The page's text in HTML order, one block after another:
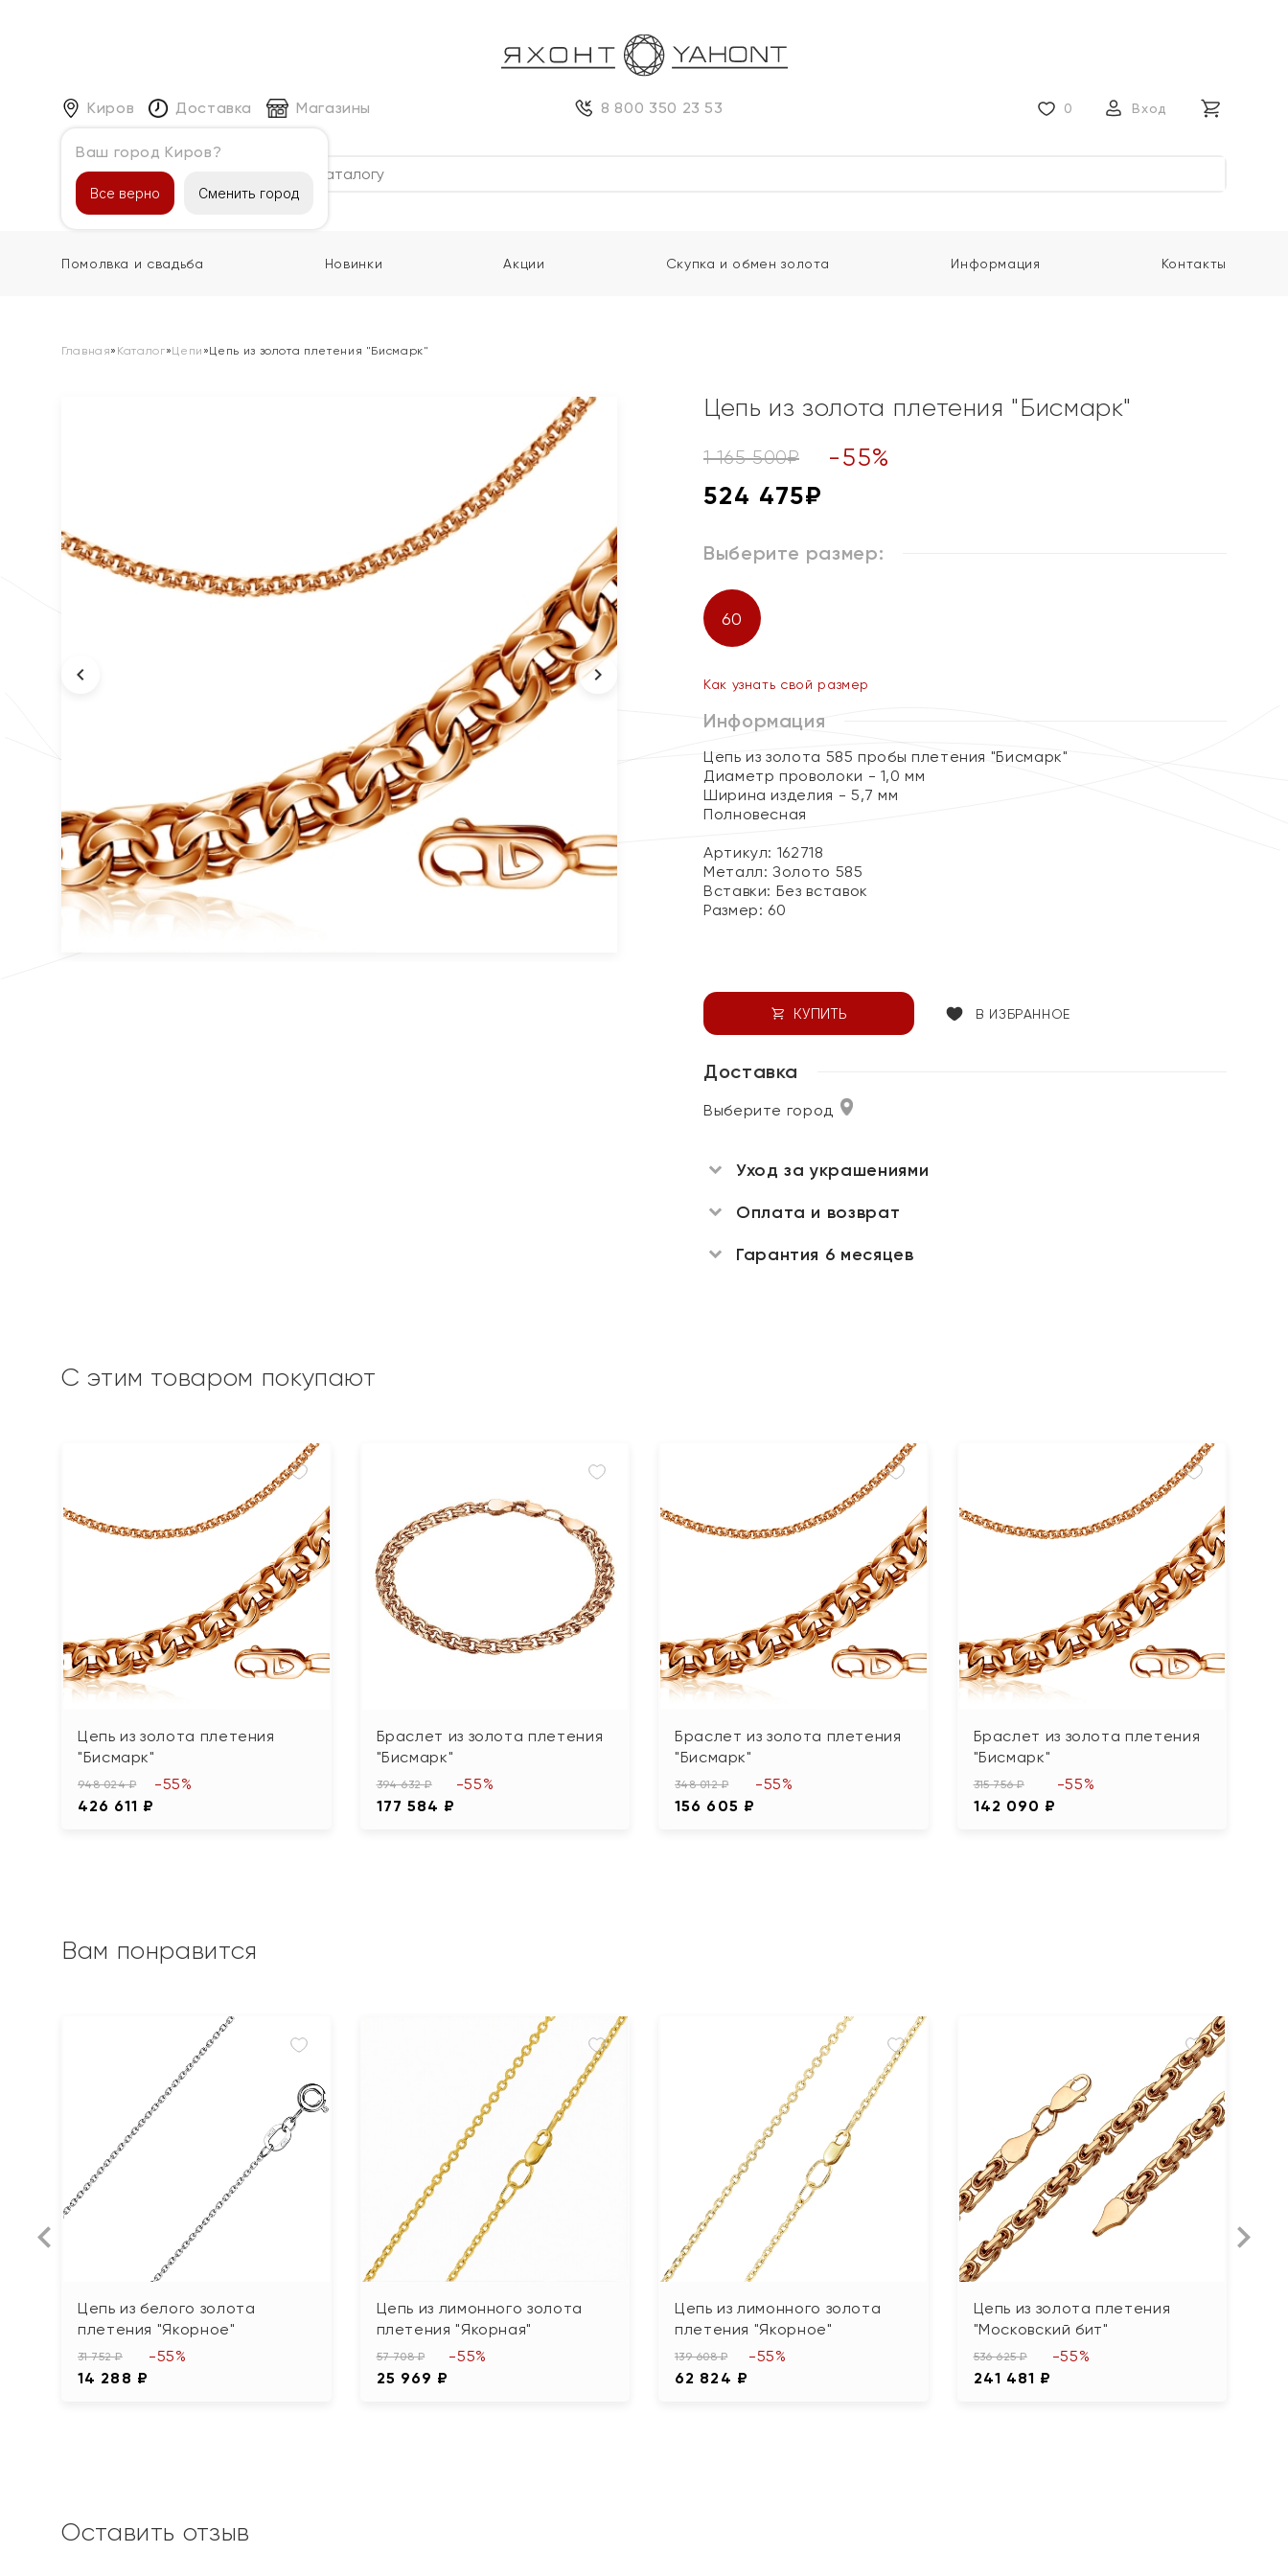
Киров
Ваш город Киров?
Все верно Сменить город
Доставка Магазины 8 800 350 23 53 0 Вход
Каталог
Помолвка и свадьба Новинки Акции Скупка и обмен золота Информация Контакты
Главная» Каталог»Цепи »Цепь из золота плетения "Бисмарк"
Цепь из золота плетения "Бисмарк"
1 165 500₽ -55%
524 475₽
Выберите размер:
60
Как узнать свой размер
Информация
Цепь из золота 585 пробы плетения "Бисмарк"
Диаметр проволоки - 1,0 мм
Ширина изделия - 5,7 мм
Полновесная
Артикул: 162718
Металл:Золото 585
Вставки: Без вставок
Размер: 60
КУПИТЬ В ИЗБРАННОЕ
Доставка
Выберите город
Уход за украшениями
Оплата и возврат
Гарантия 6 месяцев
С этим товаром покупают
Цепь из золота плетения
"Бисмарк"
948 024 ₽
426 611 ₽
-55%
Браслет из золота плетения
"Бисмарк"
394 632 ₽
177 584 ₽
-55%
Браслет из золота плетения
"Бисмарк"
348 012 ₽
156 605 ₽
-55%
Браслет из золота плетения
"Бисмарк"
315 756 ₽
142 090 ₽
-55%
Вам понравится
Цепь из белого золота
плетения "Якорное"
31 752 ₽
14 288 ₽
-55%
Цепь из лимонного золота
плетения "Якорная"
57 708 ₽
25 969 ₽
-55%
Цепь из лимонного золота
плетения "Якорное"
139 608 ₽
62 824 ₽
-55%
Цепь из золота плетения
"Московский бит"
536 625 ₽
241 481 ₽
-55%
Оставить отзыв